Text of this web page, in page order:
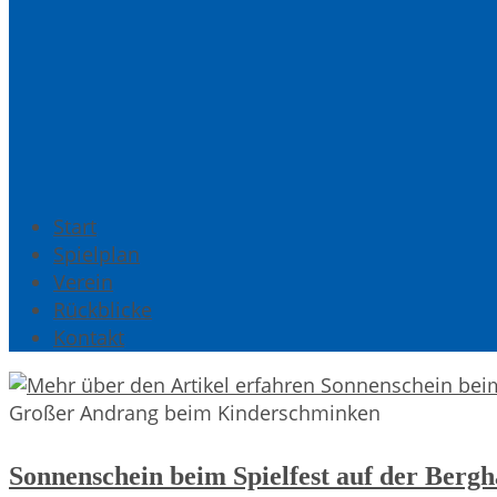
Start
Spielplan
Verein
Rückblicke
Kontakt
Großer Andrang beim Kinderschminken
Sonnenschein beim Spielfest auf der